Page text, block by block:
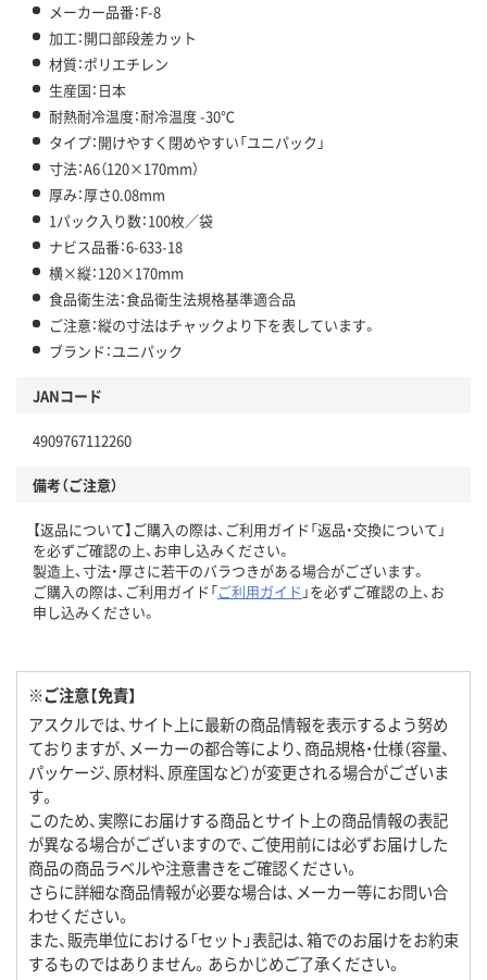
メーカー品番：F-8
加工：開口部段差カット
材質：ポリエチレン
生産国：日本
耐熱耐冷温度：耐冷温度 -30℃
タイプ：開けやすく閉めやすい「ユニパック」
寸法：A6（120×170mm）
厚み：厚さ0.08mm
1パック入り数：100枚／袋
ナビス品番：6-633-18
横×縦：120×170mm
食品衛生法：食品衛生法規格基準適合品
ご注意：縦の寸法はチャックより下を表しています。
ブランド：ユニパック
JANコード
4909767112260
備考（ご注意）
【返品について】ご購入の際は、ご利用ガイド「返品・交換について」
を必ずご確認の上、お申し込みください。
製造上、寸法・厚さに若干のバラつきがある場合がございます。
ご購入の際は、ご利用ガイド「ご利用ガイド 」を必ずご確認の上、お
申し込みください。
※ご注意【免責】
アスクルでは、サイト上に最新の商品情報を表示するよう努め
ておりますが、メーカーの都合等により、商品規格・仕様（容量、
パッケージ、原材料、原産国など）が変更される場合がございま
す。
このため、実際にお届けする商品とサイト上の商品情報の表記
が異なる場合がございますので、ご使用前には必ずお届けした
商品の商品ラベルや注意書きをご確認ください。
さらに詳細な商品情報が必要な場合は、メーカー等にお問い合
わせください。
また、販売単位における「セット」表記は、箱でのお届けをお約束
するものではありません。あらかじめご了承ください。